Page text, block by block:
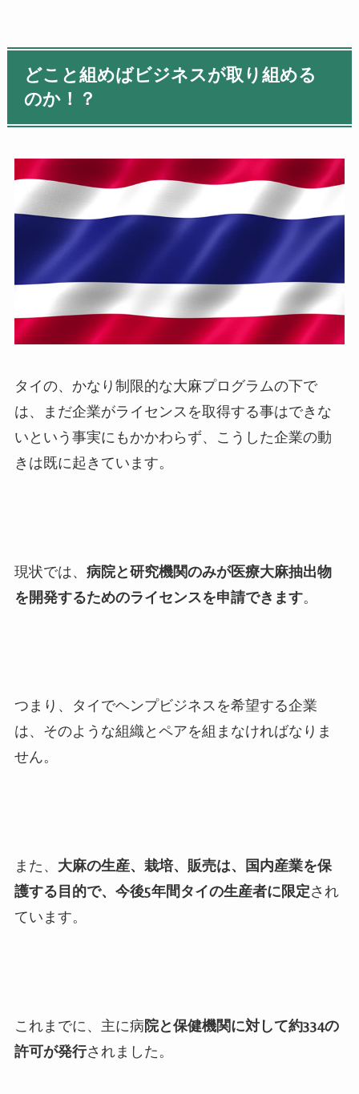
どこと組めばビジネスが取り組める
のか！？
タイの、かなり制限的な大麻プログラムの下で
は、まだ企業がライセンスを取得する事はできな
いという事実にもかかわらず、こうした企業の動
きは既に起きています。
現状では、 病院と研究機関のみが医療大麻抽出物
を開発するためのライセンスを申請できます。
つまり、タイでヘンプビジネスを希望する企業
は、そのような組織とペアを組まなければなりま
せん。
また、 大麻の生産、栽培、販売は、国内産業を保
護する目的で、今後5年間タイの生産者に限定され
ています。
これまでに、主に病院と保健機関に対して約334の
許可が発行されました。